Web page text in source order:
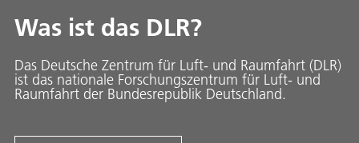
Was ist das DLR?
Das Deutsche Zentrum für Luft- und Raumfahrt (DLR)
ist das nationale Forschungszentrum für Luft- und
Raumfahrt der Bundesrepublik Deutschland.